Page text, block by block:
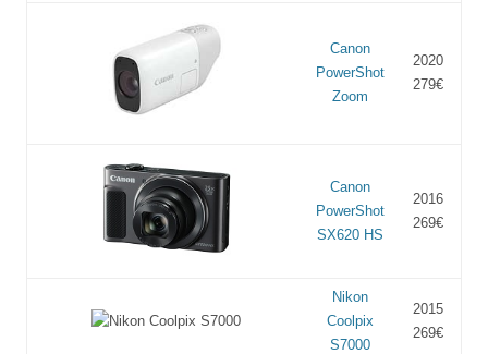
Canon
PowerShot
Zoom
2020
279€
Canon
PowerShot
SX620 HS
2016
269€
Nikon
Coolpix
S7000
2015
269€